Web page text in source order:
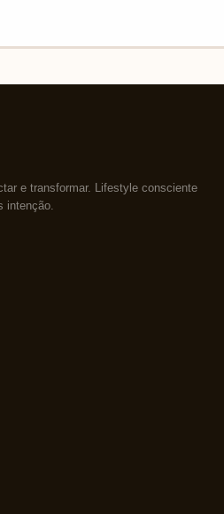
e transformar. Lifestyle consciente
intenção.